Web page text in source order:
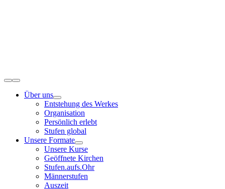
Toggle
NavigationÜber uns
Entstehung des Werkes
Organisation
Persönlich erlebt
Stufen global
Unsere Formate
Unsere Kurse
Geöffnete Kirchen
Stufen.aufs.Ohr
Männerstufen
Auszeit